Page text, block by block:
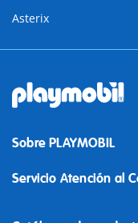
Asterix
Sobre PLAYMOBIL
Servicio Atención al